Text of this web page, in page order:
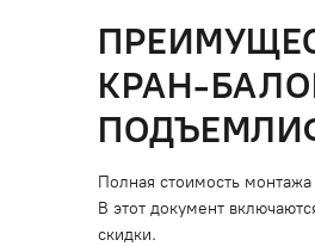
КРАН-
Полная стоимость
В этот документ
скидки.